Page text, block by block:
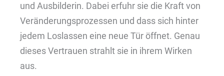
und Ausbilderin. Dabei erfuhr sie die Kraft von
Veränderungsprozessen und dass sich hinter
jedem Loslassen eine neue Tür öffnet. Genau
dieses Vertrauen strahlt sie in ihrem Wirken
aus.